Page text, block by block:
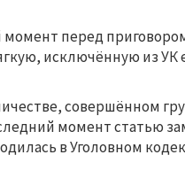
момент перед
исключённую из УК
совершённом
момент статью
в Уголовном